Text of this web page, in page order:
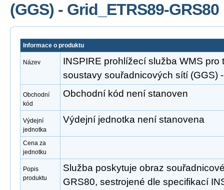
(GGS) - Grid_ETRS89-GRS80
Informace o produktu
Název
INSPIRE prohlížecí služba WMS pro
soustavy souřadnicových sítí (GGS)
Obchodní
kód
Obchodní kód není stanoven
Výdejní
jednotka
Výdejní jednotka není stanovena
Cena za
jednotku
Popis
produktu
Služba poskytuje obraz
GRS80, sestrojené dle specifikací